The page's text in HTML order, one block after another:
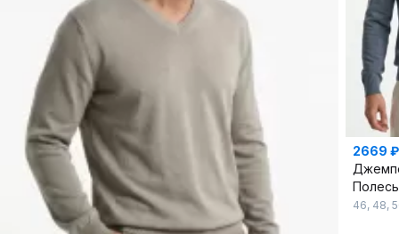
2669 ₽
46, 48,